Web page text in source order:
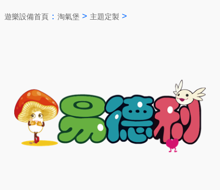
遊樂設備首頁： 淘氣堡 > 主題定製 >